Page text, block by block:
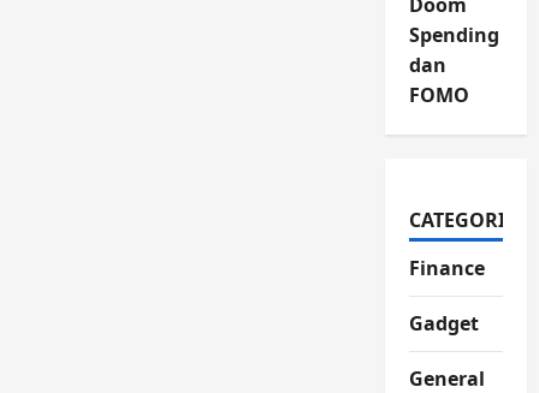
Spending
dan
FOMO
CATEGORIES
Finance
Gadget
General